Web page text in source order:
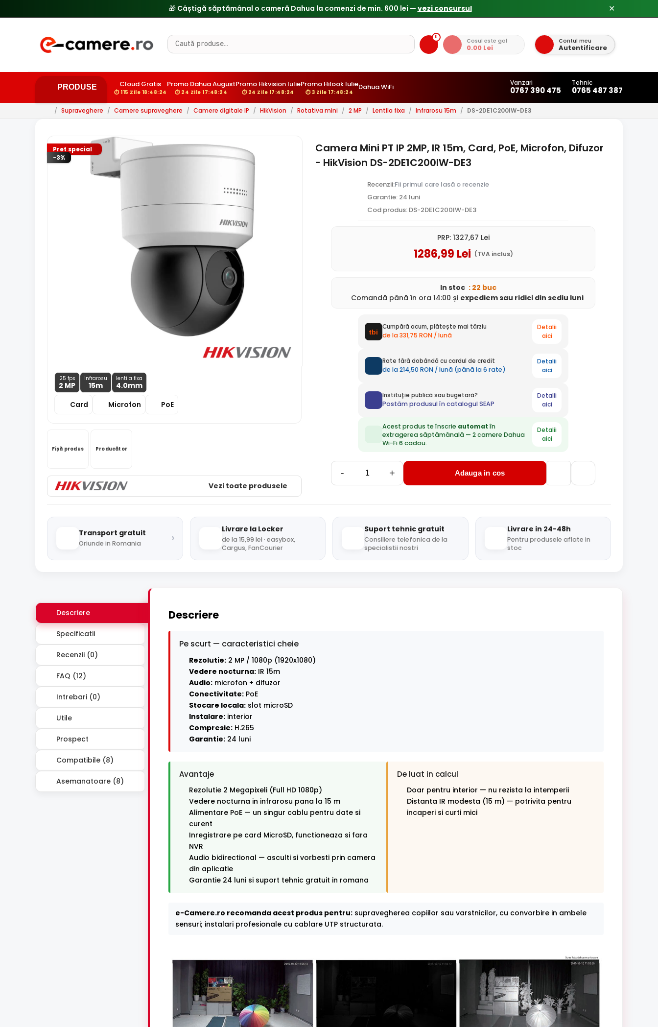
🔥Reduceri de pana la 25% doar in luna iulie → Vezi ofertele
✕
0 Cosul este gol
0.00 Lei
Contul meu
Autentificare
PRODUSE Cloud Gratis
⏱ 115 Zile 18:48:23
Promo Dahua August
⏱ 24 Zile 17:48:23
Promo Hikvision Iulie
⏱ 24 Zile 17:48:23
Promo Hilook Iulie
⏱ 3 Zile 17:48:23
Dahua WiFi Vanzari
0767 390 475
Tehnic
0765 487 387
/ Supraveghere / Camere supraveghere / Camere digitale IP / HikVision / Rotativa mini / 2 MP / Lentila fixa / Infrarosu 15m / DS-2DE1C200IW-DE3
Pret special
-3%
25 fps
2 MP
Infrarosu
15m
lentila fixa
4.0mm
Card
Microfon PoE
Fișă produs Producător
Vezi toate produsele
Camera Mini PT IP 2MP, IR 15m, Card, PoE, Microfon, Difuzor
- HikVision DS-2DE1C200IW-DE3
Recenzii:Fii primul care lasă o recenzie
Garantie: 24 luni
Cod produs: DS-2DE1C200IW-DE3
PRP: 1327,67 Lei
1286,99 Lei (TVA inclus)
In stoc : 22 buc
Comandă până în ora 14:00 și expediemsau ridici din sediu luni
Cumpără acum, plătește mai târziu
de la 331,75 RON / lună
Detalii
aici
Rate fără dobândă cu cardul de credit
de la 214,50 RON / lună (până la 6 rate)
Detalii
aici
Instituție publică sau bugetară?
Postăm produsul în catalogul SEAP
Detalii
aici
Acest produs te înscrie automat în
extragerea săptămânală — 2 camere Dahua
Wi-Fi 6 cadou.
Detalii
aici
- + Adauga in cos
Transport gratuit
Oriunde in Romania ›
Livrare la Locker
de la 15,99 lei · easybox,
Cargus, FanCourier
Suport tehnic gratuit
Consiliere telefonica de la
specialistii nostri
Livrare in 24-48h
Pentru produsele aflate in
stoc
Descriere
Specificatii
Recenzii (0)
FAQ (12)
Intrebari (0)
Utile
Prospect
Compatibile (8)
Asemanatoare (8)
Descriere
Pe scurt — caracteristici cheie
Rezolutie: 2 MP / 1080p (1920x1080)
Vedere nocturna: IR 15m
Audio: microfon + difuzor
Conectivitate: PoE
Stocare locala: slot microSD
Instalare: interior
Compresie: H.265
Garantie: 24 luni
Avantaje
Rezolutie 2 Megapixeli (Full HD 1080p)
Vedere nocturna in infrarosu pana la 15 m
Alimentare PoE — un singur cablu pentru date si
curent
Inregistrare pe card MicroSD, functioneaza si fara
NVR
Audio bidirectional — asculti si vorbesti prin camera
din aplicatie
Garantie 24 luni si suport tehnic gratuit in romana
De luat in calcul
Doar pentru interior — nu rezista la intemperii
Distanta IR modesta (15 m) — potrivita pentru
incaperi si curti mici
e-Camere.ro recomanda acest produs pentru: supravegherea copiilor sau varstnicilor, cu convorbire in ambele
sensuri; instalari profesionale cu cablare UTP structurata.